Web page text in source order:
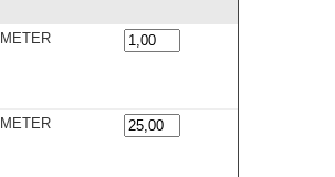
METER
METER